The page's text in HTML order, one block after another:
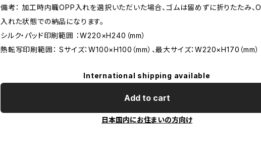
備考： 加工時内職OPP入れを選択いただいた場合、ゴムは留めずに折りたたみ、
入れた状態での納品になります。
シルク・パッド印刷範囲 ：W220×H240（mm）
熱転写印刷範囲： Sサイズ：W100×H100（mm）、最大サイズ：W220×H170（mm）
International shipping available
Add to cart
日本国内にお住まいの方向け